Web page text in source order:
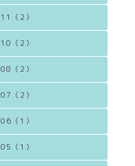
（2）
（2）
（2）
（2）
（1）
（1）